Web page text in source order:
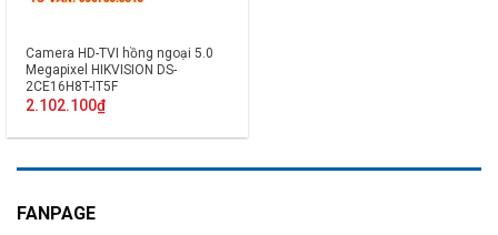
Camera HD-TVI hồng ngoại 5.0
Megapixel HIKVISION DS-
2CE16H8T-IT5F
2.102.100₫
FANPAGE